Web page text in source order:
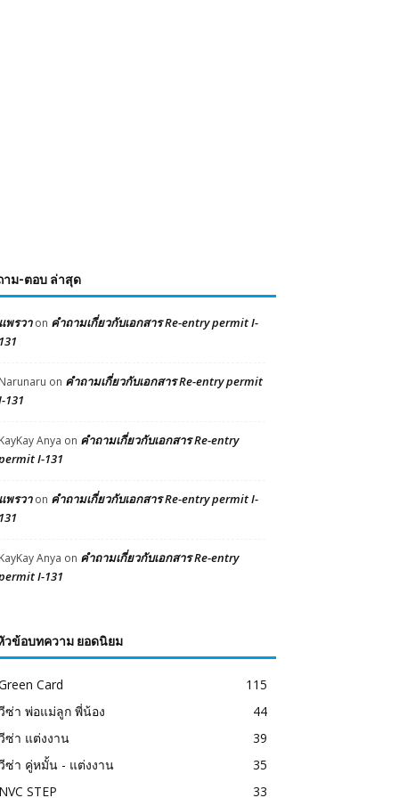
าม-ตอบ ล่าสุด
แพรวาon คำถามเกี่ยวกับเอกสาร Re-entry permit I-
131
Narunaru on คำถามเกี่ยวกับเอกสาร Re-entry permit
131
KayKay Anya on คำถามเกี่ยวกับเอกสาร Re-entry
I-131
แพรวาon คำถามเกี่ยวกับเอกสาร Re-entry permit I-
131
KayKay Anya on คำถามเกี่ยวกับเอกสาร Re-entry
I-131
วข้อบทความ ยอดนิยม
Card
115
ซ่า พ่อแม่ลูก พี่น้อง
44
ซ่า แต่งงาน
39
ซ่า คู่หมั้น - แต่งงาน
35
NVC STEP
33